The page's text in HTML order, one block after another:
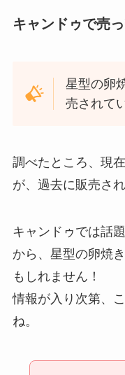
キャンドゥで売
星型の卵
売されて
調べたところ、現
が、過去に販売さ
キャンドゥでは話
から、星型の卵焼
もしれません！
情報が入り次第、
ね。